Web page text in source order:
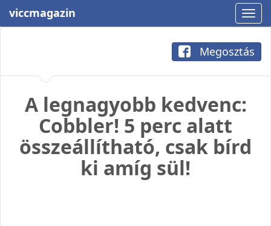
viccmagazin
Megosztás
A legnagyobb kedvenc:
Cobbler! 5 perc alatt
összeállítható, csak bírd
ki amíg sül!